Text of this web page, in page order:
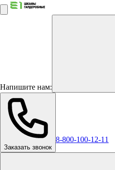
Напишите нам:
Заказать звонок
8-800-100-12-11